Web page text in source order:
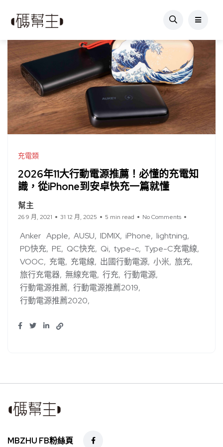
充電類
2026年11大行動電源推薦！必懂的充電知
識，從iPhone到安卓快充一篇就懂
幫主
26 9 月, 2021 31 12 月, 2025 5 min read No Comments
Anker Apple AUSU IDMIX iPhone lightning
PD快充 PE QC快充 Qi type-c Type-C充電線
VOOC
充電 充電線 出國行動電源 小米 旅充
旅行充電器 無線充電 行充 行動電源
行動電源推薦 行動電源推薦2019
行動電源推薦2020
MBZHU FB粉絲頁